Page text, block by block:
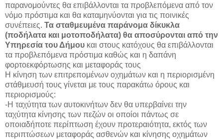
παρανομούντες θα επιβάλλονται τα προβλεπόμενα από τον
νόμο πρόστιμα και θα καταμηνύονται για τις ποινικές
συνέπειες. Τα σταθμευμένα παράνομα δίκυκλα
(ποδήλατα και μοτοποδήλατα) θα αποσύρονται από την
Υπηρεσία του Δήμου και στους κατόχους θα επιβάλλονται
τα προβλεπόμενα πρόστιμα καθώς και η δαπάνη
φορτοεκφόρτωσης και μεταφοράς τους
Η κίνηση των επιτρεπομένων οχημάτων και η περιορισμένη
στάθμευσή τους γίνεται με τους παρακάτω όρους και
περιορισμούς:
-Η ταχύτητα των αυτοκινήτων δεν θα υπερβαίνει την
ταχύτητα κίνησης των πεζών οι οποίοι πάντως σε
οποιαδήποτε περίπτωση έχουν προτεραιότητα, εκτός των
περιπτώσεων μεταφοράς ασθενών και κίνησης οχημάτων